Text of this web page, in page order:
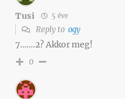
Tusi 5 éve
Reply to ogy
7…….2? Akkor meg!
0